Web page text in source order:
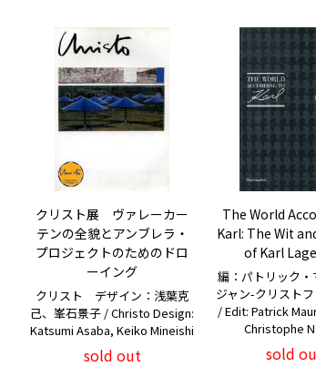
クリスト展 ヴァレーカー
テンの全貌とアンブレラ・
プロジェクトのためのドロ
ーイング
クリスト デザイン：浅葉克
己、峯石景子 / Christo Design:
Katsumi Asaba, Keiko Mineishi
sold out
The World
Karl: The Wit
of Karl
編：パトリック・
ジャン-クリスト
/ Edit: Patrick
Christophe
sold